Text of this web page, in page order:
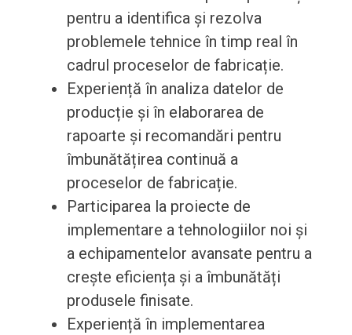
pentru a identifica și rezolva
problemele tehnice în timp real în
cadrul proceselor de fabricație.
Experiență în analiza datelor de
producție și în elaborarea de
rapoarte și recomandări pentru
îmbunătățirea continuă a
proceselor de fabricație.
Participarea la proiecte de
implementare a tehnologiilor noi și
a echipamentelor avansate pentru a
crește eficiența și a îmbunătăți
produsele finisate.
Experiență în implementarea